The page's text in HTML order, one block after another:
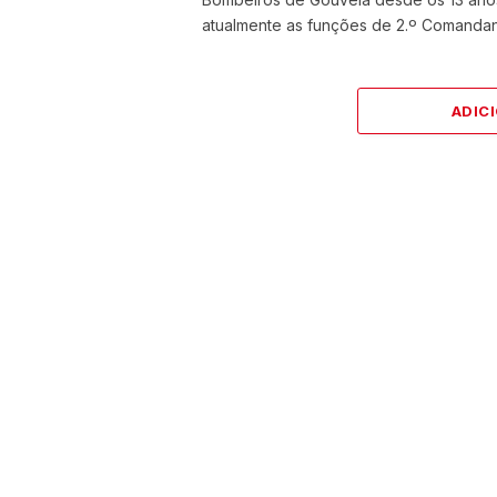
atualmente as funções de 2.º